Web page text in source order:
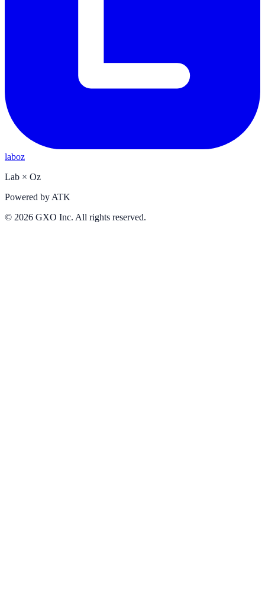
laboz
Lab × Oz
Powered by ATK
© 2026 GXO Inc. All rights reserved.